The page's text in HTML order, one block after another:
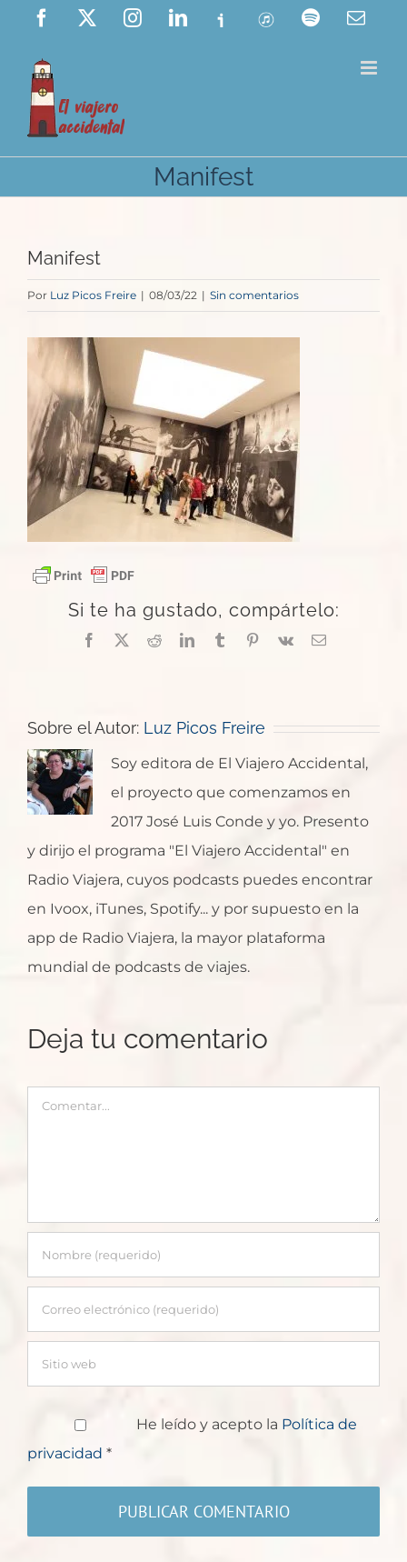
Saltar
contenido
Facebook InstagramLinkedIn
Ivoox ITunes Spotify
Manifest
Manifest
Por Luz Picos Freire | 08/03/22 | Sin comentarios
Si te ha gustado, compártelo:
Facebook
X RedditLinkedInTumblrPinterest
Vk
Correo
Sobre el Autor: Luz Picos Freire
Soy editora de El Viajero Accidental,
el proyecto que comenzamos en
2017 José Luis Conde y yo. Presento
y dirijo el programa "El Viajero Accidental" en
Radio Viajera, cuyos podcasts puedes encontrar
en Ivoox, iTunes, Spotify... y por supuesto en la
app de Radio Viajera, la mayor plataforma
mundial de podcasts de viajes.
Deja tu comentario
Comentar
He leído y acepto la Política de
privacidad *